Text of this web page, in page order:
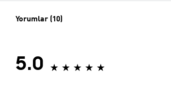
Yorumlar (10)
5.0